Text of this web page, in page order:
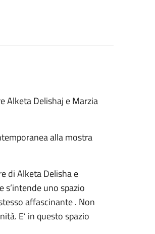
Alketa Delishaj e Marzia
alla mostra
di Alketa Delisha e
s’intende uno spazio
affascinante . Non
E’ in questo spazio